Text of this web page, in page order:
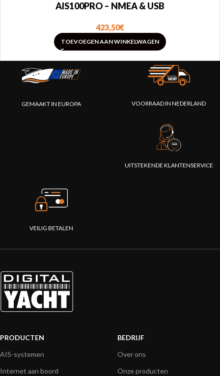
AIS100PRO – NMEA & USB
423,50€
TOEVOEGEN AAN WINKELWAGEN
GEMAAKT IN EUROPA VOORRAAD IN NEDERLAND
UITSTEKENDE KLANTENSERVICE
VEILIG BETALEN
PRODUCTEN
AIS-systemen
Internet aan boord
BEDRIJF
Over ons
Onze producten